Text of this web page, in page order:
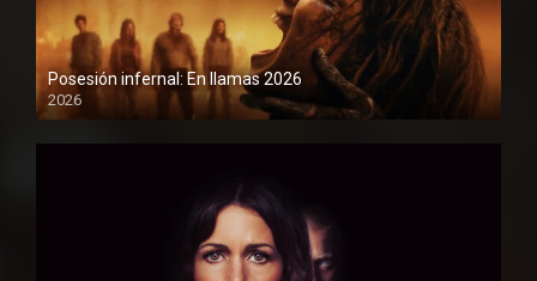
Posesión infernal: En llamas 2026
2026
1080P